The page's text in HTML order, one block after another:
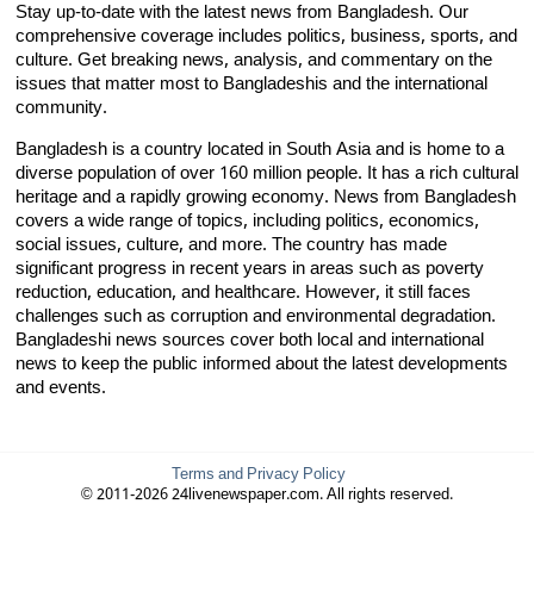
Stay up-to-date with the latest news from Bangladesh. Our
comprehensive coverage includes politics, business, sports, and
culture. Get breaking news, analysis, and commentary on the
issues that matter most to Bangladeshis and the international
community.
Bangladesh is a country located in South Asia and is home to a
diverse population of over 160 million people. It has a rich cultural
heritage and a rapidly growing economy. News from Bangladesh
covers a wide range of topics, including politics, economics,
social issues, culture, and more. The country has made
significant progress in recent years in areas such as poverty
reduction, education, and healthcare. However, it still faces
challenges such as corruption and environmental degradation.
Bangladeshi news sources cover both local and international
news to keep the public informed about the latest developments
and events.
Terms and Privacy Policy
© 2011-2026 24livenewspaper.com. All rights reserved.